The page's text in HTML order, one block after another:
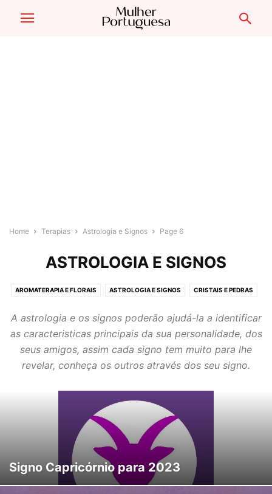
Home Terapias Astrologia e Signos Page 6
ASTROLOGIA E SIGNOS
AROMATERAPIA E FLORAIS ASTROLOGIA E SIGNOS CRISTAIS E PEDRAS
SONHOS E HIPNOTERAPIA TARÔT E ADIVINHAÇÃO TERAPIAS ORIENTAIS
YOGA E MEDITAÇÃO
A astrologia e os signos poderão ajudá-la a identificar
as caracteristicas principais da sua personalidade, dos
seus amigos, assim cada signo tem muito para lhe
revelar, conheça os outros através dos seu signo.
Signo Capricórnio para 2023